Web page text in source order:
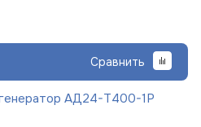
Сравнить
АД24-Т400-1Р